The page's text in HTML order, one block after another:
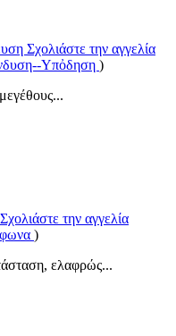
Σχολιάστε την αγγελία
Υπὀδηση )
Σχολιάστε την αγγελία
)
ελαφρώς...